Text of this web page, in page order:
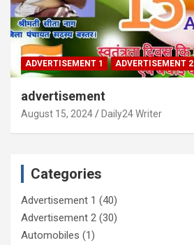
ADVERTISEMENT 1 ADVERTISEMENT 2
advertisement
August 15, 2024 Daily24 Writer
Categories
Advertisement 1 (40)
Advertisement 2 (30)
Automobiles (1)